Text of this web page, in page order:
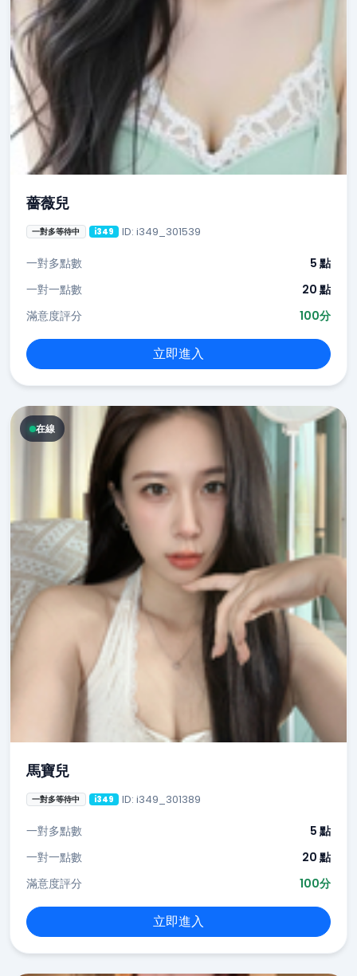
薔薇兒
一對多等待中 i349 ID: i349_301539
一對多點數
5 點
一對一點數
20 點
滿意度評分
100分
立即進入
在線
馬寶兒
一對多等待中 i349 ID: i349_301389
一對多點數
5 點
一對一點數
20 點
滿意度評分
100分
立即進入